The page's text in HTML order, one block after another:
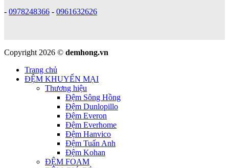
- 0978248366 - 0961632626
Copyright 2026 © demhong.vn
Trang chủ
ĐỆM KHUYẾN MẠI
Thương hiệu
Đệm Sông Hồng
Đệm Dunlopillo
Đệm Everon
Đệm Everhome
Đệm Hanvico
Đệm Tuấn Anh
Đệm Kohan
ĐỆM FOAM